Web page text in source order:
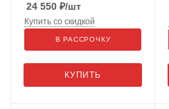
24 550 ₽/шт
КУПИТЬ
Купить со скидкой
В РАССРОЧКУ